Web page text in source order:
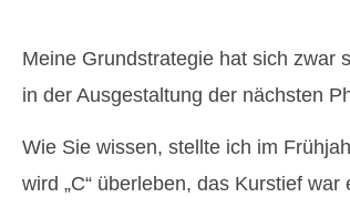
Meine Grundstrategie hat sich zwar
in der Ausgestaltung der nächsten
Wie Sie wissen, stellte ich im
wird „C“ überleben, das Kurstief